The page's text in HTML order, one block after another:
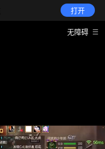
打开
无障碍